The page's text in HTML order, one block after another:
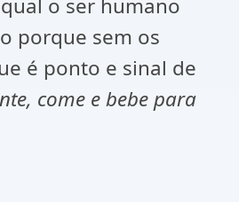
o ser humano
porque sem os
é ponto e sinal de
come e bebe para